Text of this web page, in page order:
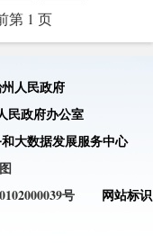
第 1 页
人民政府
民政府办公室
大数据发展服务中心
号
网站标识